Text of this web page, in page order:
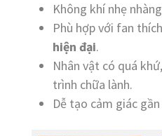
Không khí nhẹ
Phù hợp với fan
hiện đại.
Nhân vật có quá
trình chữa lành.
Dễ tạo cảm giác